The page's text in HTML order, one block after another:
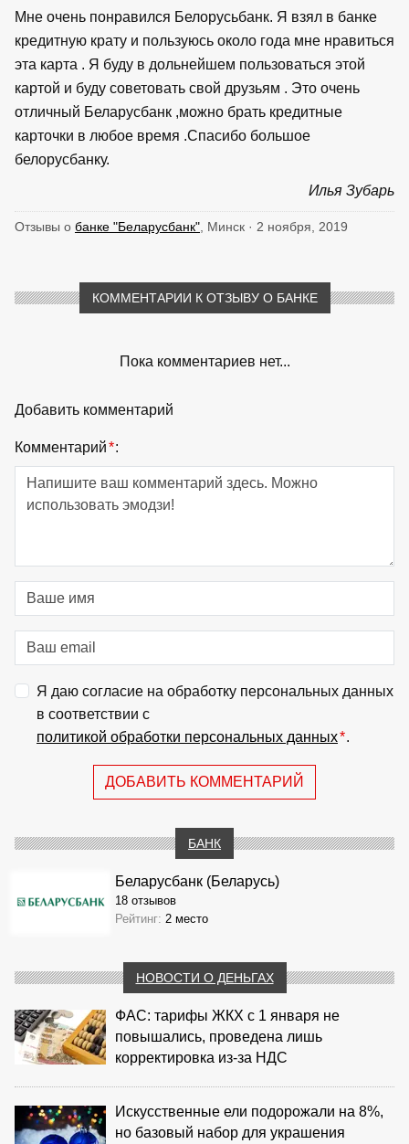
Мне очень понравился Белорусьбанк. Я взял в банке
кредитную крату и пользуюсь около года мне нравиться
эта карта . Я буду в дольнейшем пользоваться этой
картой и буду советовать свой друзьям . Это очень
отличный Беларусбанк ,можно брать кредитные
карточки в любое время .Спасибо большое
белорусбанку.
Илья Зубарь
Отзывы о банке "Беларусбанк" , Минск · 2 ноября, 2019
КОММЕНТАРИИ К ОТЗЫВУ О БАНКЕ
Пока комментариев нет...
Добавить комментарий
Комментарий*:
Я даю согласие на обработку персональных данных
в соответствии с
политикой обработки персональных данных*.
ДОБАВИТЬ КОММЕНТАРИЙ
БАНК
Беларусбанк (Беларусь)
18 отзывов
Рейтинг: 2 место
НОВОСТИ О ДЕНЬГАХ
ФАС: тарифы ЖКХ с 1 января не
повышались, проведена лишь
корректировка из‑за НДС
Искусственные ели подорожали на 8%,
но базовый набор для украшения